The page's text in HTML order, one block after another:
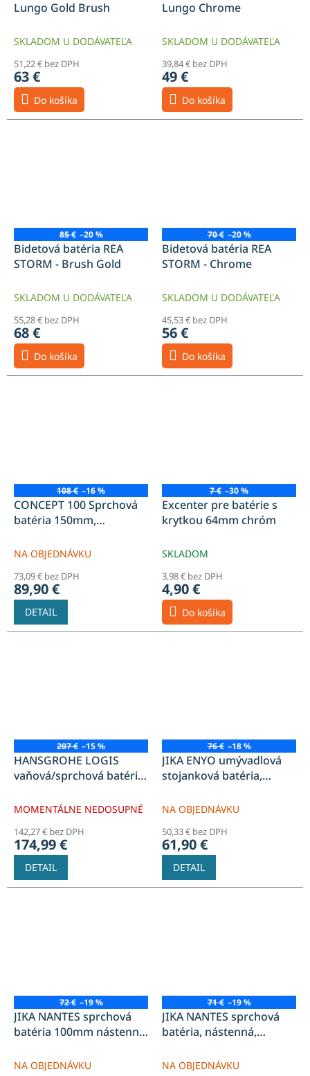
Lungo Gold Brush
SKLADOM U DODÁVATEĽA
51,22 € bez DPH
63 €
Do košíka
Lungo Chrome
SKLADOM U DODÁVATEĽA
39,84 € bez DPH
49 €
Do košíka
85 € –20 %
Bidetová batéria REA
STORM - Brush Gold
SKLADOM U DODÁVATEĽA
55,28 € bez DPH
68 €
Do košíka
70 € –20 %
Bidetová batéria REA
STORM - Chrome
SKLADOM U DODÁVATEĽA
45,53 € bez DPH
56 €
Do košíka
108 € –16 %
CONCEPT 100 Sprchová
batéria 150mm,
NA OBJEDNÁVKU
73,09 € bez DPH
89,90 €
DETAIL
7 € –30 %
Excenter pre batérie s
krytkou 64mm chróm
SKLADOM
3,98 € bez DPH
4,90 €
Do košíka
207 € –15 %
HANSGROHE LOGIS
vaňová/sprchová batéria
podomietková, chróm
MOMENTÁLNE NEDOSUPNÉ
142,27 € bez DPH
174,99 €
DETAIL
76 € –18 %
JIKA ENYO umývadlová
stojanková batéria,
NA OBJEDNÁVKU
50,33 € bez DPH
61,90 €
DETAIL
72 € –19 %
JIKA NANTES sprchová
batéria 100mm nástenná
sady, chróm
NA OBJEDNÁVKU
71 € –19 %
JIKA NANTES sprchová
batéria, nástenná,
sprchovej sady, chróm
NA OBJEDNÁVKU